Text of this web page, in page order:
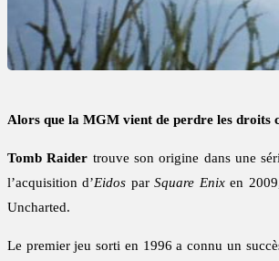
Alors que la MGM vient de perdre les droits
Tomb Raider trouve son origine dans une
l’acquisition d’Eidos parSquare Enixen
Uncharted.
Le premier jeu sorti en 1996 a connu un